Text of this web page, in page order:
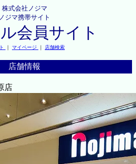
株式会社ノジマ
ノジマ携帯サイト
会員サイト
｜ マイページ ｜ 店舗検索
店舗情報
店